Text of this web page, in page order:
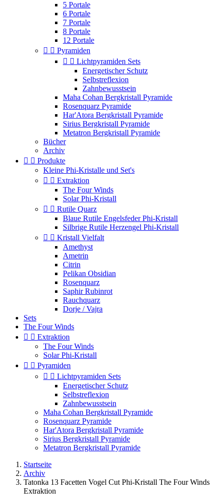
5 Portale
6 Portale
7 Portale
8 Portale
12 Portale
  Pyramiden
  Lichtpyramiden Sets
Energetischer Schutz
Selbstreflexion
Zahnbewusstsein
Maha Cohan Bergkristall Pyramide
Rosenquarz Pyramide
Har'Atora Bergkristall Pyramide
Sirius Bergkristall Pyramide
Metatron Bergkristall Pyramide
Bücher
Archiv
  Produkte
Kleine Phi-Kristalle und Set's
  Extraktion
The Four Winds
Solar Phi-Kristall
  Rutile Quarz
Blaue Rutile Engelsfeder Phi-Kristall
Silbrige Rutile Herzengel Phi-Kristall
  Kristall Vielfalt
Amethyst
Ametrin
Citrin
Pelikan Obsidian
Rosenquarz
Saphir Rubinrot
Rauchquarz
Dorje / Vajra
Sets
The Four Winds
  Extraktion
The Four Winds
Solar Phi-Kristall
  Pyramiden
  Lichtpyramiden Sets
Energetischer Schutz
Selbstreflexion
Zahnbewusstsein
Maha Cohan Bergkristall Pyramide
Rosenquarz Pyramide
Har'Atora Bergkristall Pyramide
Sirius Bergkristall Pyramide
Metatron Bergkristall Pyramide
Startseite
Archiv
Tatonka 13 Facetten Vogel Cut Phi-Kristall The Four Winds
Extraktion